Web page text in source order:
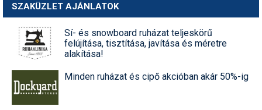
SZAKÜZLET AJÁNLATOK
Sí- és snowboard ruházat teljeskörű
felújítása, tisztítása, javítása és méretre
alakítása!
Minden ruházat és cipő akcióban akár 50%-ig